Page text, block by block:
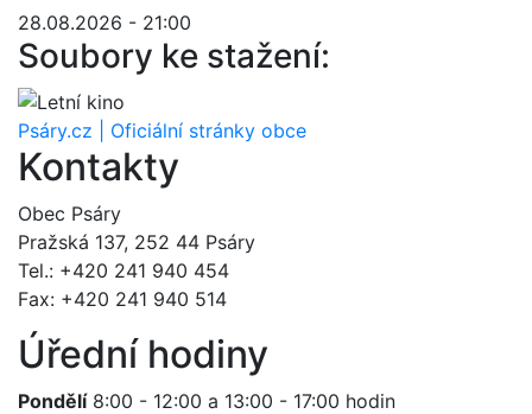
28.08.2026 - 21:00
Soubory ke stažení:
Psáry.cz | Oficiální stránky obce
Kontakty
Obec Psáry
Pražská 137, 252 44 Psáry
Tel.: +420 241 940 454
Fax: +420 241 940 514
Úřední hodiny
Pondělí8:00 - 12:00 a 13:00 - 17:00 hodin